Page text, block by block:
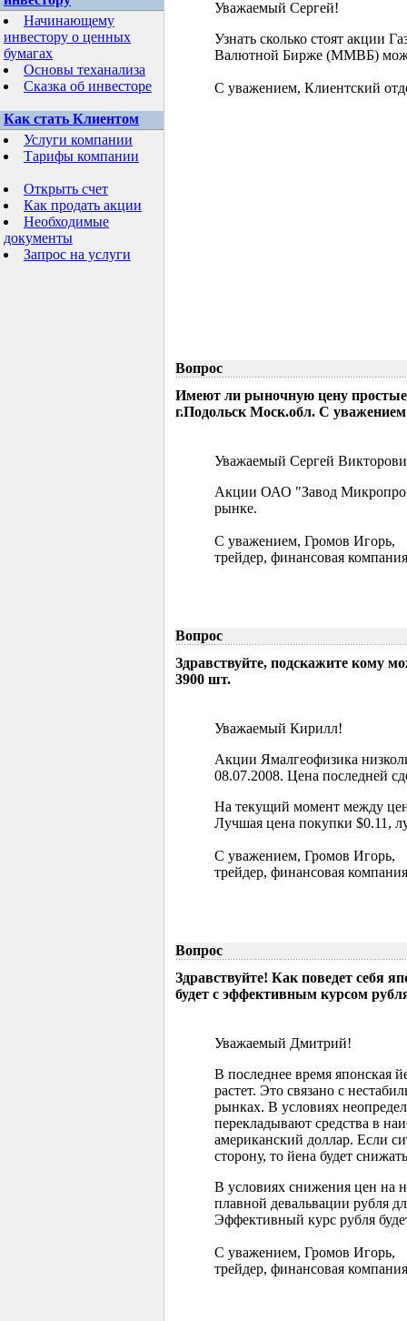
Начинающему
инвестору о ценных
бумагах
Основы теханализа
Сказка об инвесторе
Как стать Клиентом
Услуги компании
Тарифы компании
Открыть счет
Как продать акции
Необходимые
документы
Запрос на услуги
Уважаемый Сергей!
Узнать сколько стоят акции
Валютной Бирже (ММВБ)
С уважением, Клиентский
Вопрос
Имеют ли рыночную цену
г.Подольск Моск.обл. С
Уважаемый Сергей
Акции ОАО "Завод
рынке.
С уважением, Громов Игорь,
трейдер, финансовая
Вопрос
Здравствуйте, подскажите кому
3900 шт.
Уважаемый Кирилл!
Акции Ямалгеофизика
08.07.2008. Цена последней
На текущий момент между
Лучшая цена покупки $0.11,
С уважением, Громов Игорь,
трейдер, финансовая
Вопрос
Здравствуйте! Как поведет себя
будет с эффективным курсом
Уважаемый Дмитрий!
В последнее время
растет. Это связано с
рынках. В условиях
перекладывают средства в
американский доллар. Если
сторону, то йена будет
В условиях снижения цен на
плавной девальвации рубля
Эффективный курс рубля
С уважением, Громов Игорь,
трейдер, финансовая